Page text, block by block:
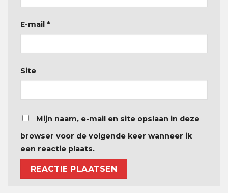
E-mail *
Site
Mijn naam, e-mail en site opslaan in deze
browser voor de volgende keer wanneer ik
een reactie plaats.